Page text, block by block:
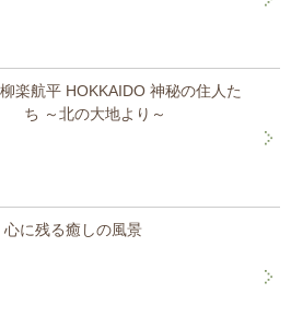
楽航平 HOKKAIDO 神秘の住人た
ち ～北の大地より～
に残る癒しの風景